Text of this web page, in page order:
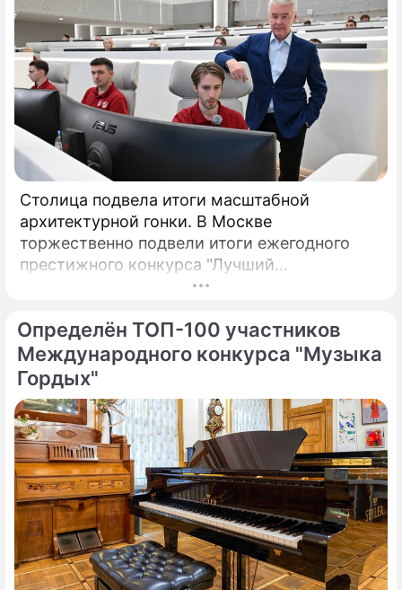
Столица подвела итоги масштабной
архитектурной гонки. В Москве
торжественно подвели итоги ежегодного
престижного конкурса "Лучший
реализованный проект в области
Определён ТОП-100 участников
Международного конкурса "Музыка
Гордых"